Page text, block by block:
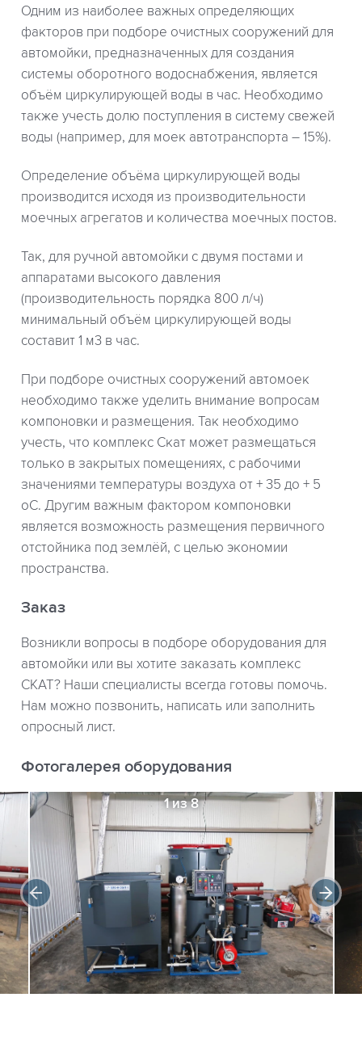
Одним из наиболее важных определяющих
факторов при подборе очистных сооружений для
автомойки, предназначенных для создания
системы оборотного водоснабжения, является
объём циркулирующей воды в час. Необходимо
также учесть долю поступления в систему свежей
воды (например, для моек автотранспорта – 15%).
Определение объёма циркулирующей воды
производится исходя из производительности
моечных агрегатов и количества моечных постов.
Так, для ручной автомойки с двумя постами и
аппаратами высокого давления
(производительность порядка 800 л/ч)
минимальный объём циркулирующей воды
составит 1 м3 в час.
При подборе очистных сооружений автомоек
необходимо также уделить внимание вопросам
компоновки и размещения. Так необходимо
учесть, что комплекс Скат может размещаться
только в закрытых помещениях, с рабочими
значениями температуры воздуха от + 35 до + 5
оС. Другим важным фактором компоновки
является возможность размещения первичного
отстойника под землёй, с целью экономии
пространства.
Заказ
Возникли вопросы в подборе оборудования для
автомойки или вы хотите заказать комплекс
СКАТ? Наши специалисты всегда готовы помочь.
Нам можно позвонить, написать или заполнить
опросный лист.
Фотогалерея оборудования
1 из 8